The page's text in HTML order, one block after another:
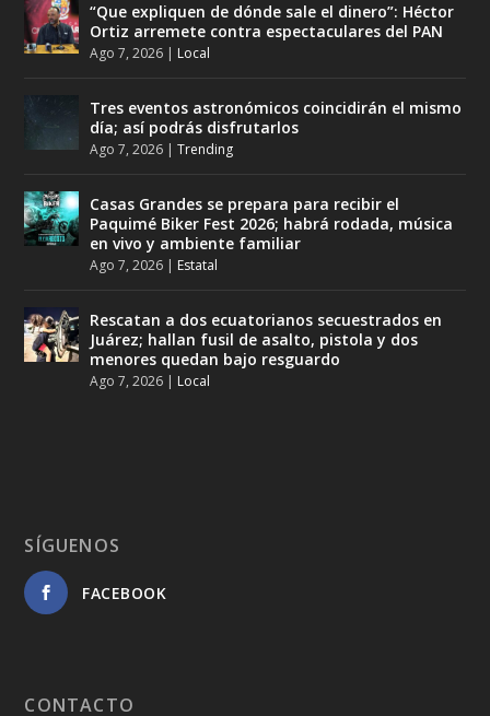
“Que expliquen de dónde sale el dinero”: Héctor
Ortiz arremete contra espectaculares del PAN
Ago 7, 2026 | Local
Tres eventos astronómicos coincidirán el mismo
día; así podrás disfrutarlos
Ago 7, 2026 |Trending
Casas Grandes se prepara para recibir el
Paquimé Biker Fest 2026; habrá rodada, música
en vivo y ambiente familiar
Ago 7, 2026 | Estatal
Rescatan a dos ecuatorianos secuestrados en
Juárez; hallan fusil de asalto, pistola y dos
menores quedan bajo resguardo
Ago 7, 2026 | Local
SÍGUENOS
FACEBOOK
CONTACTO